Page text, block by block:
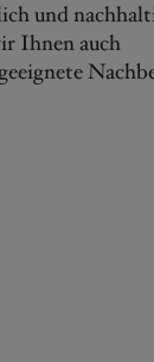
und
Ihnen auch